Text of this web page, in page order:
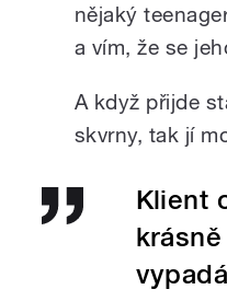
nějaký
a vím, že se
A když přijde
skvrny, tak jí
Klient